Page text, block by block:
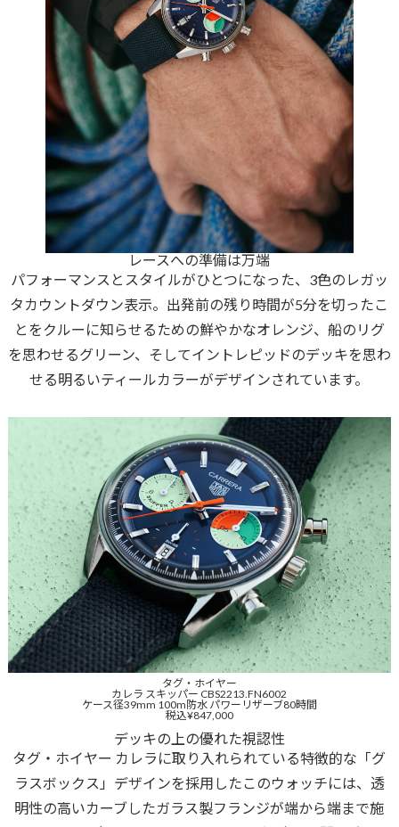
レースへの準備は万端
パフォーマンスとスタイルがひとつになった、3色のレガッ
タカウントダウン表示。出発前の残り時間が5分を切ったこ
とをクルーに知らせるための鮮やかなオレンジ、船のリグ
を思わせるグリーン、そしてイントレピッドのデッキを思わ
せる明るいティールカラーがデザインされています。
タグ・ホイヤー
カレラ スキッパー CBS2213.FN6002
ケース径39mm 100m防水 パワーリザーブ80時間
税込¥847,000
デッキの上の優れた視認性
タグ・ホイヤー カレラに取り入れられている特徴的な「グ
ラスボックス」デザインを採用したこのウォッチには、透
明性の高いカーブしたガラス製フランジが端から端まで施